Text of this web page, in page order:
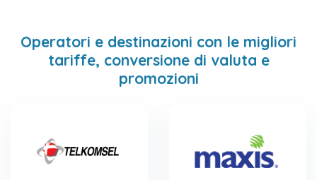
Operatori e destinazioni con le migliori
tariffe, conversione di valuta e
promozioni